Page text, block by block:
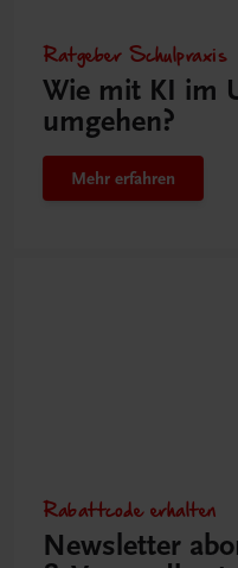
Ratgeber Schulpraxis
Wie mit KI im
umgehen?
Mehr erfahren
Rabattcode erhalten
Newsletter